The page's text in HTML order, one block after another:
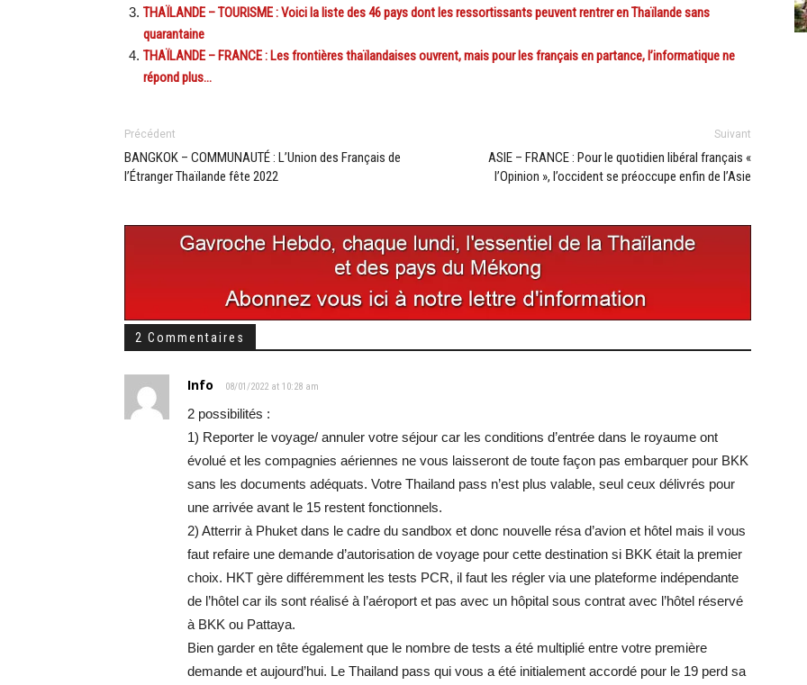
THAÏLANDE – TOURISME : Voici la liste des 46 pays dont les ressortissants peuvent rentrer en Thaïlande sans
quarantaine
THAÏLANDE – FRANCE : Les frontières thaïlandaises ouvrent, mais pour les français en partance, l’informatique ne
répond plus…
Précédent
BANGKOK – COMMUNAUTÉ : L’Union des Français de
l’Étranger Thaïlande fête 2022
Suivant
ASIE – FRANCE : Pour le quotidien libéral français «
l’Opinion », l’occident se préoccupe enfin de l’Asie
2 Commentaires
Info 08/01/2022 at 10:28 am
2 possibilités :
1) Reporter le voyage/ annuler votre séjour car les conditions d’entrée dans le royaume ont
évolué et les compagnies aériennes ne vous laisseront de toute façon pas embarquer pour BKK
sans les documents adéquats. Votre Thailand pass n’est plus valable, seul ceux délivrés pour
une arrivée avant le 15 restent fonctionnels.
2) Atterrir à Phuket dans le cadre du sandbox et donc nouvelle résa d’avion et hôtel mais il vous
faut refaire une demande d’autorisation de voyage pour cette destination si BKK était la premier
choix. HKT gère différemment les tests PCR, il faut les régler via une plateforme indépendante
de l’hôtel car ils sont réalisé à l’aéroport et pas avec un hôpital sous contrat avec l’hôtel réservé
à BKK ou Pattaya.
Bien garder en tête également que le nombre de tests a été multiplié entre votre première
demande et aujourd’hui. Le Thailand pass qui vous a été initialement accordé pour le 19 perd sa